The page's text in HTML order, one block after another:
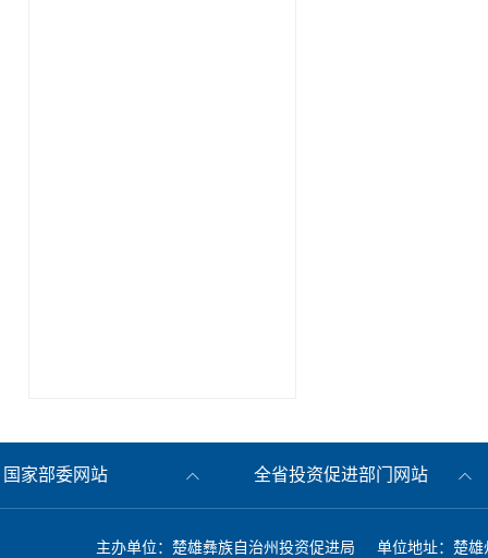
国家部委网站 全省投资促进部门网站
主办单位：楚雄彝族自治州投资促进局 单位地址：楚